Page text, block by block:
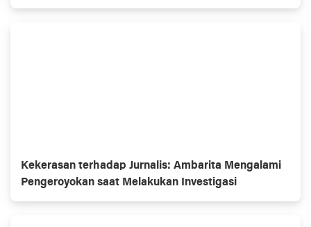
Kami Jemput Paksa!"
Kekerasan terhadap Jurnalis: Ambarita Mengalami
Pengeroyokan saat Melakukan Investigasi